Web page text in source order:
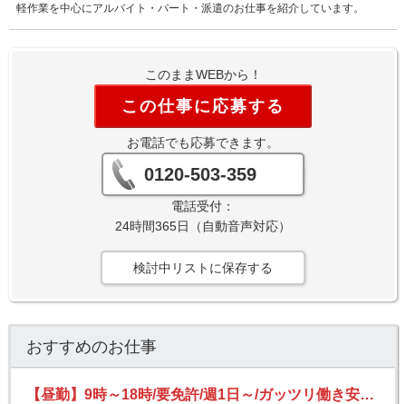
軽作業を中心にアルバイト・パート・派遣のお仕事を紹介しています。
このままWEBから！
この仕事に応募する
お電話でも応募できます。
0120-503-359
電話受付：
24時間365日（自動音声対応）
検討中リストに保存する
おすすめのお仕事
【昼勤】9時～18時/要免許/週1日～/ガッツリ働き安定収入GET/日払いOK(規定有)/Wワーク可/未経験可